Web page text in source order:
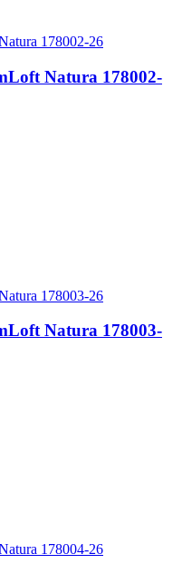
Natura 178002-
Natura 178003-